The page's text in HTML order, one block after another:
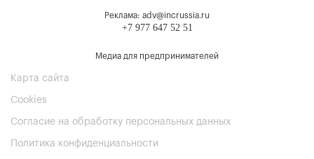
Реклама: adv@incrussia.ru
+7 977 647 52 51
Медиа для предпринимателей
Карта сайта
Cookies
Согласие на обработку персональных данных
Политика конфиденциальности